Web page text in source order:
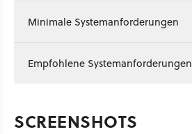
Minimale Systemanforderungen
Empfohlene Systemanforderungen
SCREENSHOTS